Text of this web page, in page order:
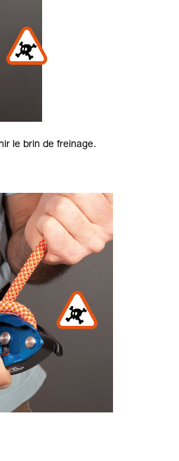
le brin de freinage.